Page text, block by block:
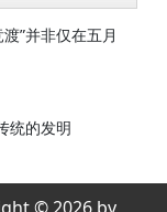
”并非仅在五月
统的发明